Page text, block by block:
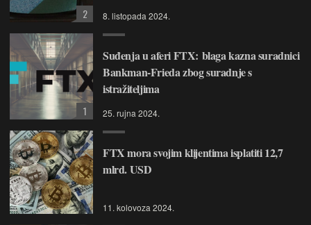
8. listopada 2024.
2
Suđenja u aferi FTX: blaga kazna suradnici
Bankman-Frieda zbog suradnje s
istražiteljima
25. rujna 2024.
1
FTX mora svojim klijentima isplatiti 12,7
mlrd. USD
11. kolovoza 2024.